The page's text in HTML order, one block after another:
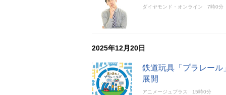
ダイヤモンド・オンライン 7時0分
2025年12月20日
鉄道玩具「プラレー
展開
アニメージュプラス 15時0分